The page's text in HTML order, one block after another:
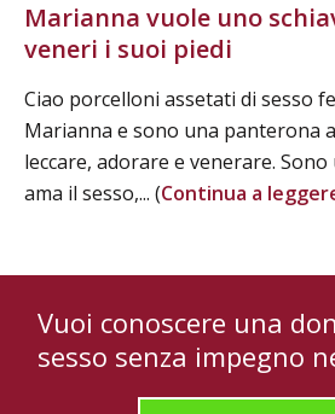
Marianna vuole uno
veneri i suoi piedi
Ciao porcelloni assetati di sesso
Marianna e sono una panterona
leccare, adorare e venerare.
ama il sesso,... (Continua a
Vuoi conoscere una
sesso senza impegno